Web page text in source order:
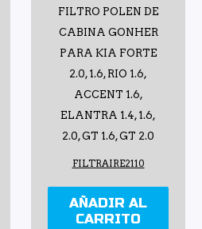
FILTRO POLEN DE
CABINA GONHER
PARA KIA FORTE
2.0, 1.6, RIO 1.6,
ACCENT 1.6,
ELANTRA 1.4, 1.6,
2.0, GT 1.6, GT 2.0
FILTRAIRE2110
AÑADIR AL
CARRITO